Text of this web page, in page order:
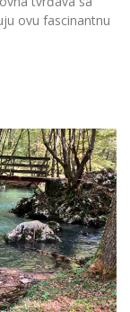
ovu fascinantnu